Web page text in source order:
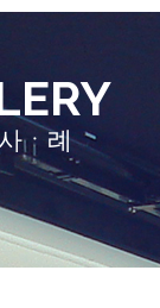
ㆍ례